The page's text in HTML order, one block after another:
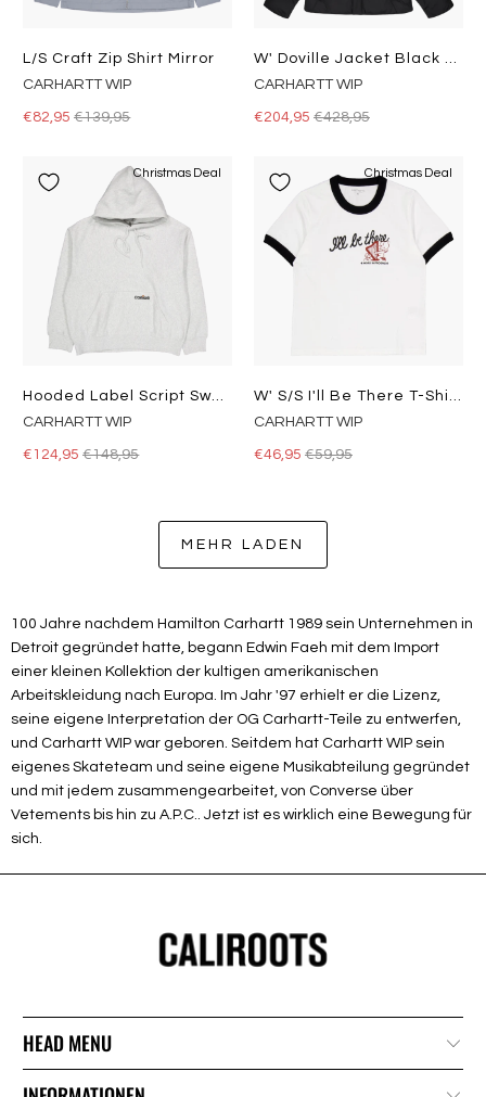
L/s Craft Zip Shirt Mirror
CARHARTT WIP
€82,95€139,95
W' Doville Jacket Black / Black
CARHARTT WIP
€204,95 €428,95
Christmas Deal
Hooded Label Script Sweat Ash Heather
CARHARTT WIP
€124,95€148,95
Christmas Deal
W' S/s I'll Be There T-Shirt White
CARHARTT WIP
€46,95 €59,95
MEHR LADEN
100 Jahre nachdem Hamilton Carhartt 1989 sein Unternehmen in
Detroit gegründet hatte, begann Edwin Faeh mit dem Import
einer kleinen Kollektion der kultigen amerikanischen
Arbeitskleidung nach Europa. Im Jahr '97 erhielt er die Lizenz,
seine eigene Interpretation der OG Carhartt-Teile zu entwerfen,
und Carhartt WIP war geboren. Seitdem hat Carhartt WIP sein
eigenes Skateteam und seine eigene Musikabteilung gegründet
und mit jedem zusammengearbeitet, von Converse über
Vetements bis hin zu A.P.C.. Jetzt ist es wirklich eine Bewegung für
sich.
HEAD MENU